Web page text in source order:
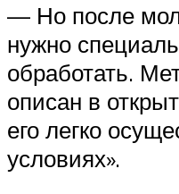
— Но после
нужно
обработать.
описан в
его легко
условиях».